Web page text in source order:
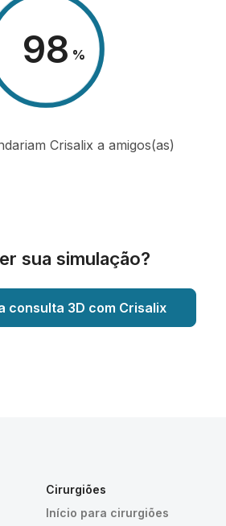
98 %
Crisalix a amigos(as)
sua simulação?
consulta 3D com Crisalix
Cirurgiões
Início para cirurgiões